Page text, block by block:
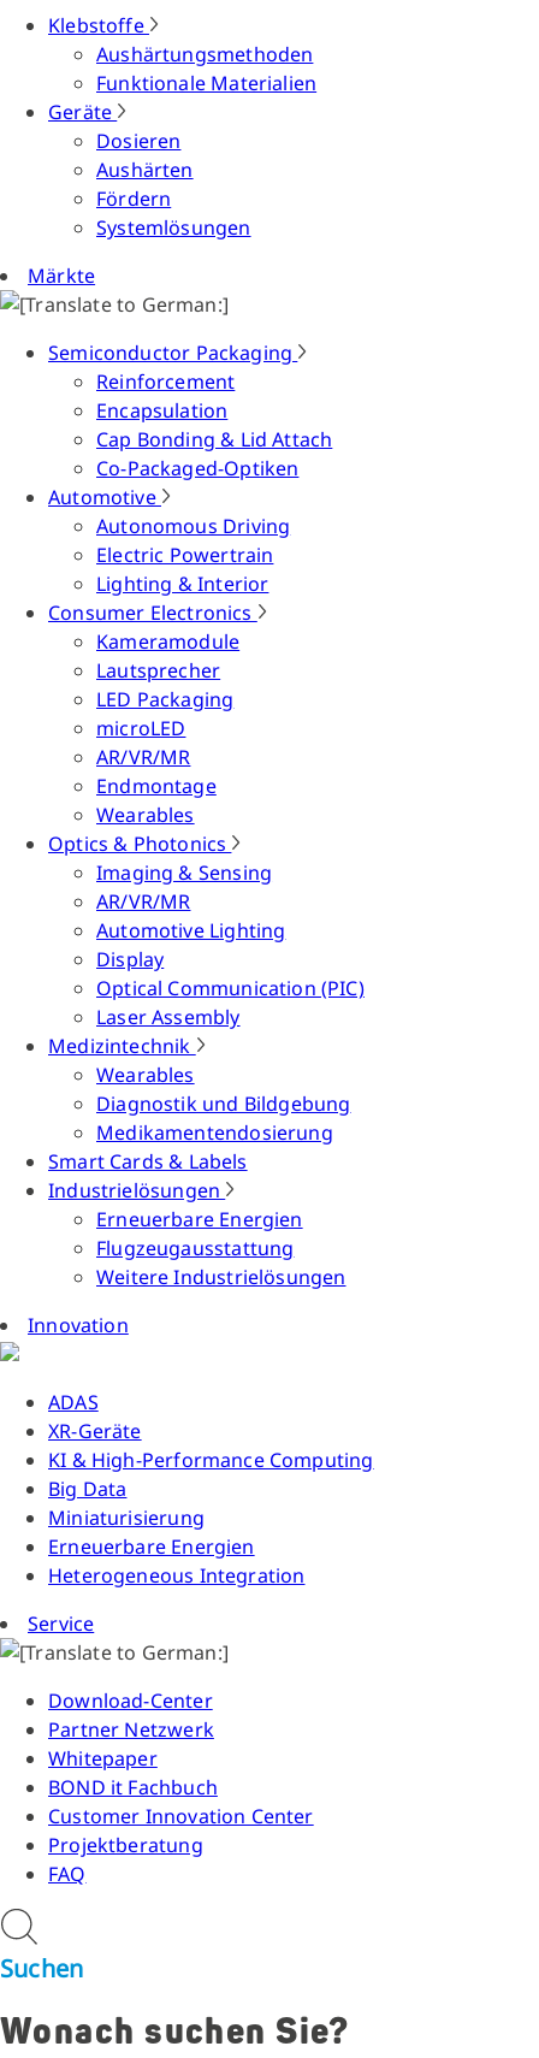
Klebstoffe
Aushärtungsmethoden
Funktionale Materialien
Geräte
Dosieren
Aushärten
Fördern
Systemlösungen
Märkte
Semiconductor Packaging
Reinforcement
Encapsulation
Cap Bonding & Lid Attach
Co-Packaged-Optiken
Automotive
Autonomous Driving
Electric Powertrain
Lighting & Interior
Consumer Electronics
Kameramodule
Lautsprecher
LED Packaging
microLED
AR/VR/MR
Endmontage
Wearables
Optics & Photonics
Imaging & Sensing
AR/VR/MR
Automotive Lighting
Display
Optical Communication (PIC)
Laser Assembly
Medizintechnik
Wearables
Diagnostik und Bildgebung
Medikamentendosierung
Smart Cards & Labels
Industrielösungen
Erneuerbare Energien
Flugzeugausstattung
Weitere Industrielösungen
Innovation
ADAS
XR-Geräte
KI & High-Performance Computing
Big Data
Miniaturisierung
Erneuerbare Energien
Heterogeneous Integration
Service
Download-Center
Partner Netzwerk
Whitepaper
BOND it Fachbuch
Customer Innovation Center
Projektberatung
FAQ
Suchen
Wonach suchen Sie?